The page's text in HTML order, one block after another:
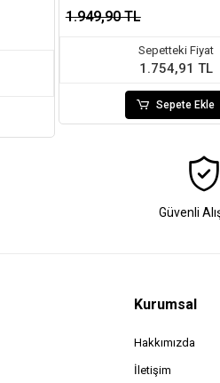
1.949,90 TL
Sepetteki Fiyat
1.754,91 TL
Sepete Ekle
Güvenli
Kurumsal
Hakkımızda
İletişim